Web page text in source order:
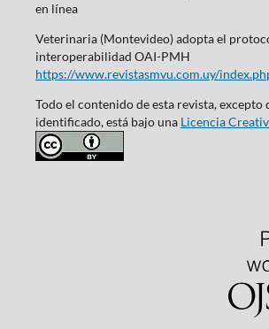
en línea
Veterinaria (Montevideo) adopta el
interoperabilidad OAI-PMH
https://www.revistasmvu.com.uy/
Todo el contenido de esta revista, excepto
identificado, está bajo una Licencia